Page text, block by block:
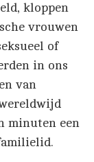
kloppen
vrouwen
of
in ons
van
minuten een